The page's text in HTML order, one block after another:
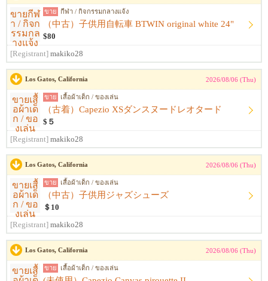
ขาย กีฬา / กิจกรรมกลางแจ้ง
（中古）子供用自転車 BTWIN original white 24"
$80
[Registrant] makiko28
Los Gatos, California 2026/08/06 (Thu)
ขาย เสื้อผ้าเด็ก / ของเล่น
（古着）Capezio XSダンスヌードレオタード
$５
[Registrant] makiko28
Los Gatos, California 2026/08/06 (Thu)
ขาย เสื้อผ้าเด็ก / ของเล่น
（中古）子供用ジャズシューズ
＄10
[Registrant] makiko28
Los Gatos, California 2026/08/06 (Thu)
ขาย เสื้อผ้าเด็ก / ของเล่น